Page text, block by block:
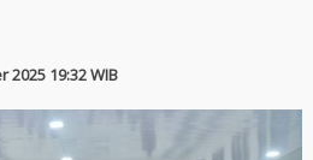
2025 19:32 WIB